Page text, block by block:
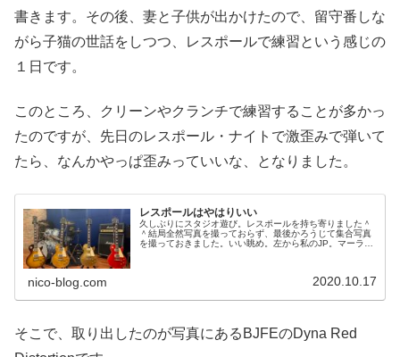
書きます。その後、妻と子供が出かけたので、留守番しな
がら子猫の世話をしつつ、レスポールで練習という感じの
１日です。
このところ、クリーンやクランチで練習することが多かっ
たのですが、先日のレスポール・ナイトで激歪みで弾いて
たら、なんかやっぱ歪みっていいな、となりました。
レスポールはやはりいい
久しぶりにスタジオ遊び。レスポールを持ち寄りました＾
＾結局全然写真を撮っておらず、最後かろうじて集合写真
を撮っておきました。いい眺め。左から私のJP。マーラさ
nico-blog.com 2020.10.17
そこで、取り出したのが写真にあるBJFEのDyna Red